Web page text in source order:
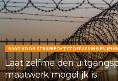
RAAD VOOR STRAFRECHTSTOEPASSING EN
Laat zelfmelden
maatwerk mogelijk is